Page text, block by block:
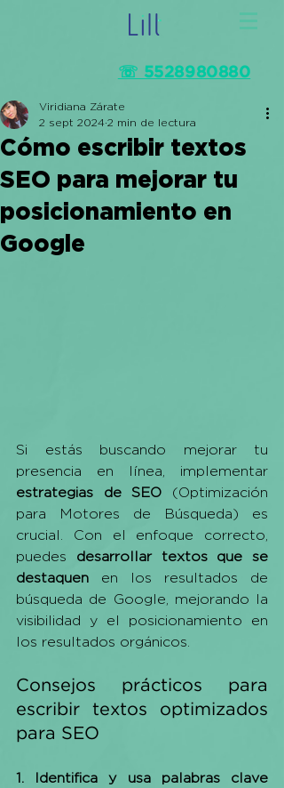
☏ 5528980880
Cómo escribir textos
SEO para mejorar tu
posicionamiento en
Google
Viridiana Zárate
2 sept 2024 2 min de lectura
Si estás buscando mejorar tu
estrategias de SEO (Optimización
para Motores de Búsqueda) es
crucial. Con el enfoque correcto,
puedes desarrollar textos que se
destaquen en los resultados de
búsqueda de Google, mejorando la
visibilidad y el posicionamiento en
los resultados orgánicos.
Consejos prácticos para
escribir textos optimizados
para SEO
1. Identifica y usa palabras clave